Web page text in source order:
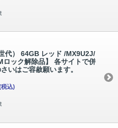
代） 64GB レッド /MX9U2J/
ック解除品】 各サイトで併
いはご容赦願います。
税込)